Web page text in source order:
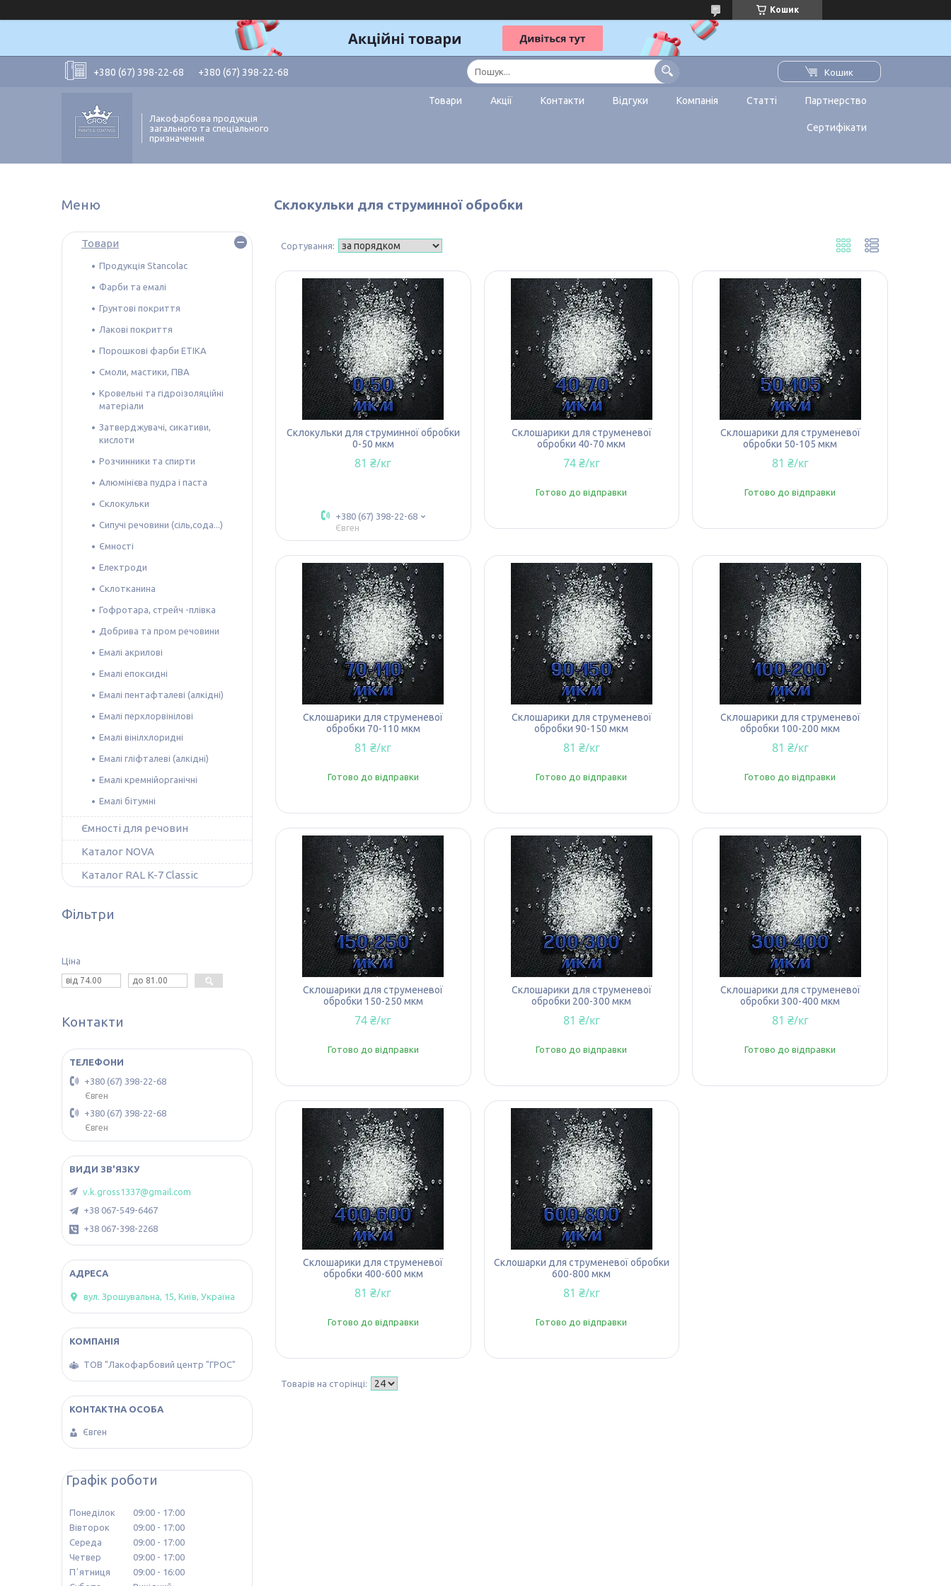
Кошик
+380 (67) 398-22-68 +380 (67) 398-22-68 Кошик
Лакофарбова продукція
загального та спеціального
призначення
Товари Акції Контакти Відгуки Компанія Статті Партнерство
Сертифікати
Склокульки для струминної обробки
Склокульки для струминної обробки
0-50 мкм
81 ₴/кг
+380 (67) 398-22-68
Євген
Склошарики для струменевої
обробки 40-70 мкм
74 ₴/кг
Готово до відправки
Склошарики для струменевої
обробки 50-105 мкм
81 ₴/кг
Готово до відправки
Склошарики для струменевої
обробки 70-110 мкм
81 ₴/кг
Готово до відправки
Склошарики для струменевої
обробки 90-150 мкм
81 ₴/кг
Готово до відправки
Склошарики для струменевої
обробки 100-200 мкм
81 ₴/кг
Готово до відправки
Склошарики для струменевої
обробки 150-250 мкм
74 ₴/кг
Готово до відправки
Склошарики для струменевої
обробки 200-300 мкм
81 ₴/кг
Готово до відправки
Склошарики для струменевої
обробки 300-400 мкм
81 ₴/кг
Готово до відправки
Склошарики для струменевої
обробки 400-600 мкм
81 ₴/кг
Готово до відправки
Склошарки для струменевої обробки
600-800 мкм
81 ₴/кг
Готово до відправки
Товари
Продукція Stancolac
Фарби та емалі
Грунтові покриття
Лакові покриття
Порошкові фарби ETIKA
Смоли, мастики, ПВА
Кровельні та гідроізоляційні
матеріали
Затверджувачі, сикативи,
кислоти
Розчинники та спирти
Алюмінієва пудра і паста
Склокульки
Сипучі речовини (сіль,сода...)
Ємності
Електроди
Склотканина
Гофротара, стрейч -плівка
Добрива та пром речовини
Емалі акрилові
Емалі епоксидні
Емалі пентафталеві (алкідні)
Емалі перхлорвінілові
Емалі вінілхлоридні
Емалі гліфталеві (алкідні)
Емалі кремнійорганічні
Емалі бітумні
Ємності для речовин
Каталог NOVA
Каталог RAL K-7 Classic
Фільтри
Ціна
Контакти
+380 (67) 398-22-68
Євген
+380 (67) 398-22-68
Євген
v.k.gross1337@gmail.com
+38 067-549-6467
+38 067-398-2268
вул. Зрошувальна, 15, Київ, Україна
ТОВ "Лакофарбовий центр "ГРОС"
Євген
Графік роботи
Понеділок 09:00
17:00
Вівторок
09:00
17:00
Середа
09:00
17:00
Четвер
09:00
17:00
Пʼятниця
09:00
16:00